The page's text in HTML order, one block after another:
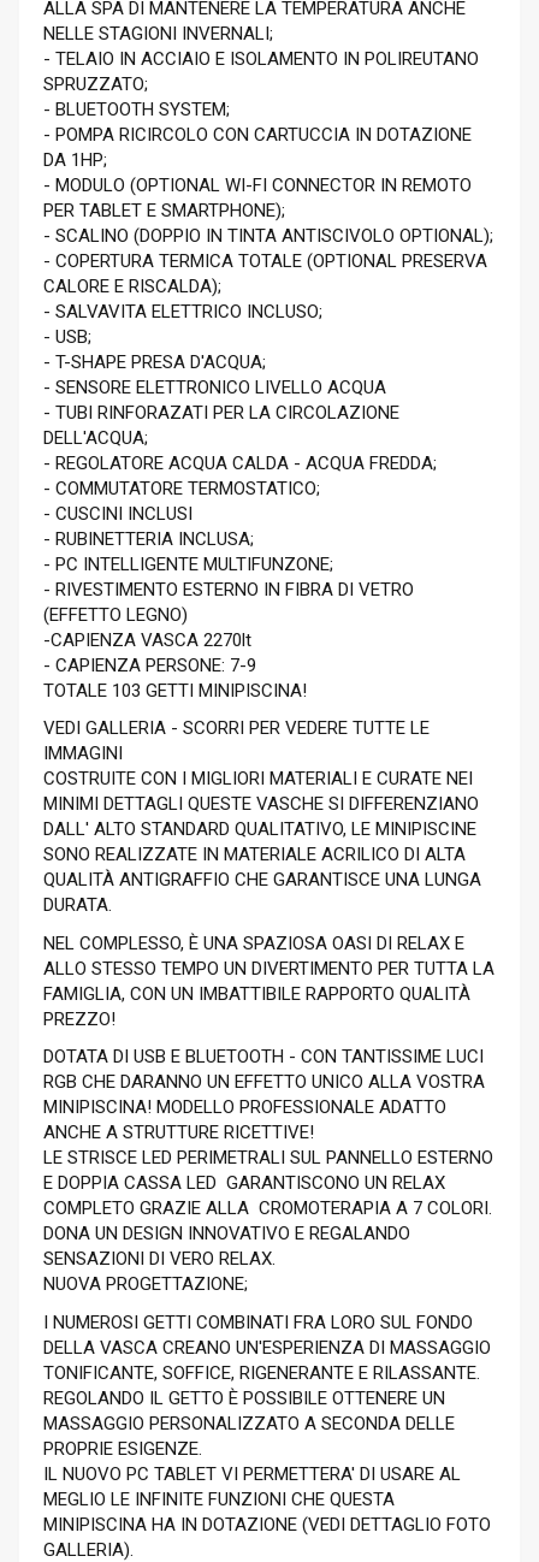
ALLA SPA DI MANTENERE LA TEMPERATURA ANCHE
NELLE STAGIONI INVERNALI;
- TELAIO IN ACCIAIO E ISOLAMENTO IN POLIREUTANO
SPRUZZATO;
- BLUETOOTH SYSTEM;
- POMPA RICIRCOLO CON CARTUCCIA IN DOTAZIONE
DA 1HP;
- MODULO (OPTIONAL WI-FI CONNECTOR IN REMOTO
PER TABLET E SMARTPHONE);
- SCALINO (DOPPIO IN TINTA ANTISCIVOLO OPTIONAL);
- COPERTURA TERMICA TOTALE (OPTIONAL PRESERVA
CALORE E RISCALDA);
- SALVAVITA ELETTRICO INCLUSO;
- USB;
- T-SHAPE PRESA D'ACQUA;
- SENSORE ELETTRONICO LIVELLO ACQUA
- TUBI RINFORAZATI PER LA CIRCOLAZIONE
DELL'ACQUA;
- REGOLATORE ACQUA CALDA - ACQUA FREDDA;
- COMMUTATORE TERMOSTATICO;
- CUSCINI INCLUSI
- RUBINETTERIA INCLUSA;
- PC INTELLIGENTE MULTIFUNZONE;
- RIVESTIMENTO ESTERNO IN FIBRA DI VETRO
(EFFETTO LEGNO)
-CAPIENZA VASCA 2270lt
- CAPIENZA PERSONE: 7-9
TOTALE 103 GETTI MINIPISCINA!
VEDI GALLERIA - SCORRI PER VEDERE TUTTE LE
IMMAGINI
COSTRUITE CON I MIGLIORI MATERIALI E CURATE NEI
MINIMI DETTAGLI QUESTE VASCHE SI DIFFERENZIANO
DALL' ALTO STANDARD QUALITATIVO, LE MINIPISCINE
SONO REALIZZATE IN MATERIALE ACRILICO DI ALTA
QUALITÀ ANTIGRAFFIO CHE GARANTISCE UNA LUNGA
DURATA.
NEL COMPLESSO, È UNA SPAZIOSA OASI DI RELAX E
ALLO STESSO TEMPO UN DIVERTIMENTO PER TUTTA LA
FAMIGLIA, CON UN IMBATTIBILE RAPPORTO QUALITÀ
PREZZO!
DOTATA DI USB E BLUETOOTH - CON TANTISSIME LUCI
RGB CHE DARANNO UN EFFETTO UNICO ALLA VOSTRA
MINIPISCINA! MODELLO PROFESSIONALE ADATTO
ANCHE A STRUTTURE RICETTIVE!
LE STRISCE LED PERIMETRALI SUL PANNELLO ESTERNO
E DOPPIA CASSA LED GARANTISCONO UN RELAX
COMPLETO GRAZIE ALLA CROMOTERAPIA A 7 COLORI.
DONA UN DESIGN INNOVATIVO E REGALANDO
SENSAZIONI DI VERO RELAX.
NUOVA PROGETTAZIONE;
I NUMEROSI GETTI COMBINATI FRA LORO SUL FONDO
DELLA VASCA CREANO UN'ESPERIENZA DI MASSAGGIO
TONIFICANTE, SOFFICE, RIGENERANTE E RILASSANTE.
REGOLANDO IL GETTO È POSSIBILE OTTENERE UN
MASSAGGIO PERSONALIZZATO A SECONDA DELLE
PROPRIE ESIGENZE.
IL NUOVO PC TABLET VI PERMETTERA' DI USARE AL
MEGLIO LE INFINITE FUNZIONI CHE QUESTA
MINIPISCINA HA IN DOTAZIONE (VEDI DETTAGLIO FOTO
GALLERIA).